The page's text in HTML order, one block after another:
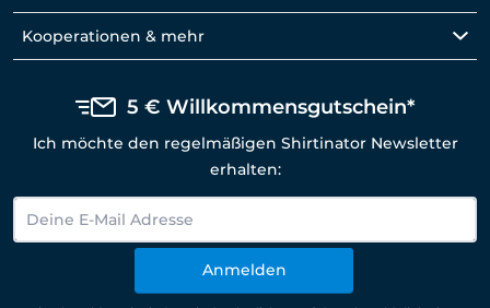
Kooperationen & mehr
5 € Willkommensgutschein*
Ich möchte den regelmäßigen Shirtinator Newsletter
erhalten:
Anmelden